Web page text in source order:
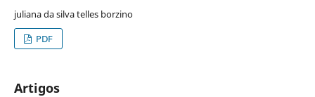
juliana da silva telles borzino
PDF
Artigos